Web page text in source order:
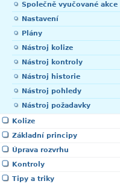
Společně vyučované akce
Nastavení
Plány
Nástroj kolize
Nástroj kontroly
Nástroj historie
Nástroj pohledy
Nástroj požadavky
Kolize
Základní principy
Úprava rozvrhu
Kontroly
Tipy a triky